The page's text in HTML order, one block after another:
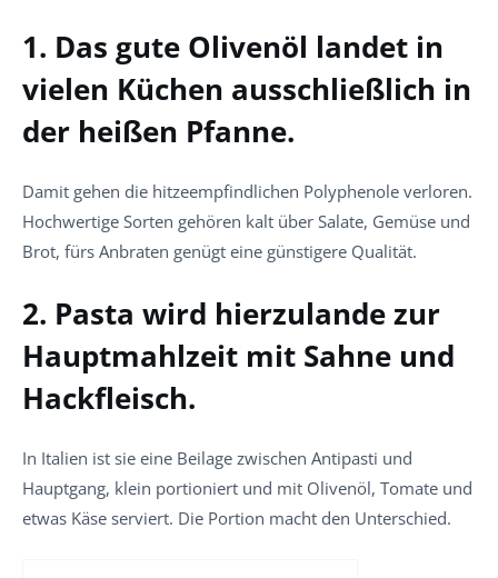
1. Das gute Olivenöl landet in
vielen Küchen ausschließlich in
der heißen Pfanne.
Damit gehen die hitzeempfindlichen Polyphenole verloren.
Hochwertige Sorten gehören kalt über Salate, Gemüse und
Brot, fürs Anbraten genügt eine günstigere Qualität.
2. Pasta wird hierzulande zur
Hauptmahlzeit mit Sahne und
Hackfleisch.
In Italien ist sie eine Beilage zwischen Antipasti und
Hauptgang, klein portioniert und mit Olivenöl, Tomate und
etwas Käse serviert. Die Portion macht den Unterschied.